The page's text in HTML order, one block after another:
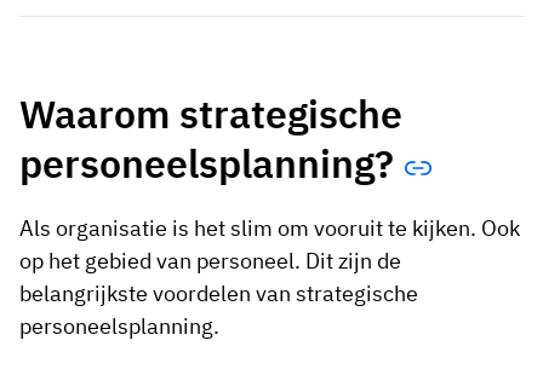
Waarom strategische
personeelsplanning?
Als organisatie is het slim om vooruit te kijken. Ook
op het gebied van personeel. Dit zijn de
belangrijkste voordelen van strategische
personeelsplanning.